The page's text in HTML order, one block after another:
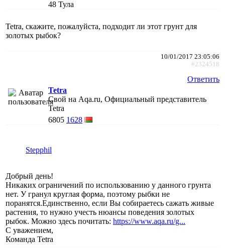
48 Тула
Tetra, скажите, пожалуйста, подходит ли этот грунт для
золотых рыбок?
10/01/2017 23:05:06
#2324518
Ответить
Tetra
Свой на Aqa.ru, Официальный представитель
Tetra
6805 1628
Stepphil
Добрый день!
Никаких ограничений по использованию у данного грунта
нет. У гранул круглая форма, поэтому рыбки не
поранятся.Единственно, если Вы собираетесь сажать живые
растения, то нужно учесть нюансы поведения золотых
рыбок. Можно здесь почитать: https://www.aqa.ru/g...
С уважением,
Команда Tetra